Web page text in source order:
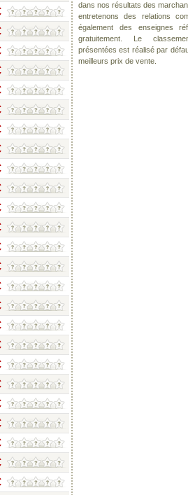
dans nos résultats des
entretenons des relations
également des enseignes
gratuitement. Le
présentées est réalisé par
meilleurs prix de vente.